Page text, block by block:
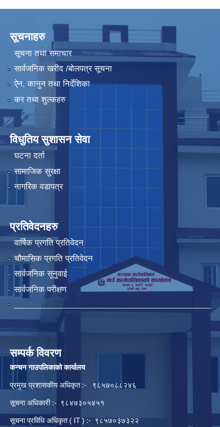
सूचनाहरु
सूचना तथा समाचार
सार्वजनिक खरीद /बोलपत्र सूचना
ऐन, कानुन तथा निर्देशिका
कर तथा शुल्कहरु
विधुतिय सुशासन सेवा
घटना दर्ता
सामाजिक सुरक्षा
नागरिक वडापत्र
प्रतिवेदनहरु
वार्षिक प्रगति प्रतिवेदन
चौमासिक प्रगति प्रतिवेदन
सार्वजनिक सुनुवाई
सार्वजनिक परीक्षण
सम्पर्क विवरण
कन्चन गाउपलिकाको कार्यालय
प्रमुख प्रशासकीय अधिकृत :- ९८५७०८८२४६
सूचना अधिकारी :- ९८४७३०५४५१
सूचना प्रविधि अधिकृत ( IT ) :- ९८५७०३७३२२